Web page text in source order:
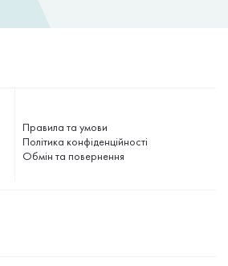
Правила та умови
Політика конфіденційності
Обмін та повернення